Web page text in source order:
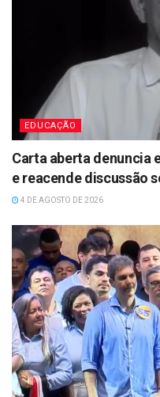
EDUCAÇÃO
Carta aberta denuncia
e reacende discussão
4 DE AGOSTO DE 2026